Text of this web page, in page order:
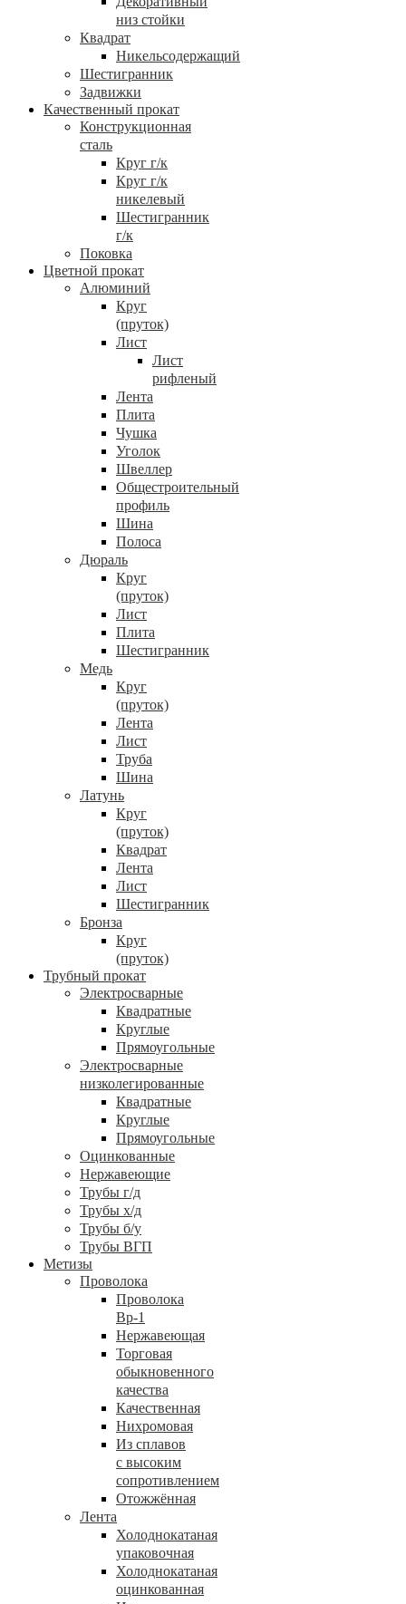
низ стойки
Квадрат
Никельсодержащий
Шестигранник
Задвижки
Качественный прокат
Конструкционная
сталь
Круг г/к
Круг г/к
никелевый
Шестигранник
г/к
Поковка
Цветной прокат
Алюминий
Круг
(пруток)
Лист
Лист
рифленый
Лента
Плита
Чушка
Уголок
Швеллер
Общестроительный
профиль
Шина
Полоса
Дюраль
Круг
(пруток)
Лист
Плита
Шестигранник
Медь
Круг
(пруток)
Лента
Лист
Труба
Шина
Латунь
Круг
(пруток)
Квадрат
Лента
Лист
Шестигранник
Бронза
Круг
(пруток)
Трубный прокат
Электросварные
Квадратные
Круглые
Прямоугольные
Электросварные
низколегированные
Квадратные
Круглые
Прямоугольные
Оцинкованные
Нержавеющие
Трубы г/д
Трубы х/д
Трубы б/у
Трубы ВГП
Метизы
Проволока
Проволока
Вр-1
Нержавеющая
Торговая
обыкновенного
качества
Качественная
Нихромовая
Из сплавов
с высоким
сопротивлением
Отожжённая
Лента
Холоднокатаная
упаковочная
Холоднокатаная
оцинкованная